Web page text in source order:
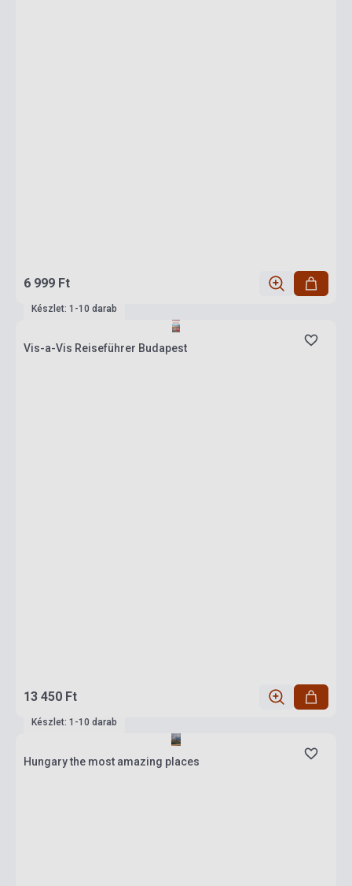
6 999 Ft
Készlet: 1-10 darab
Vis-a-Vis Reiseführer Budapest
13 450 Ft
Készlet: 1-10 darab
Hungary the most amazing places